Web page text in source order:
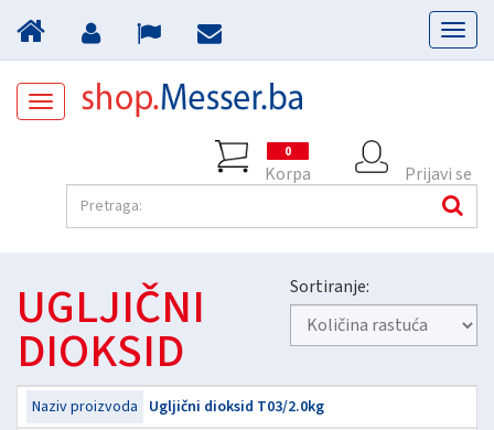
Toggle
navigation
0
Korpa Prijavi se
Sortiranje:
UGLJIČNI
DIOKSID
Ugljični dioksid T03/2.0kg